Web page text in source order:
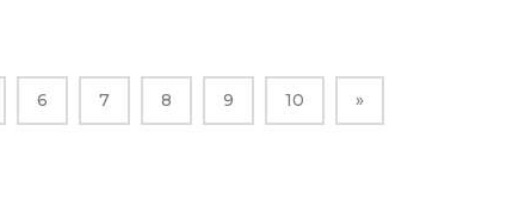
6 7 8 9 10 »